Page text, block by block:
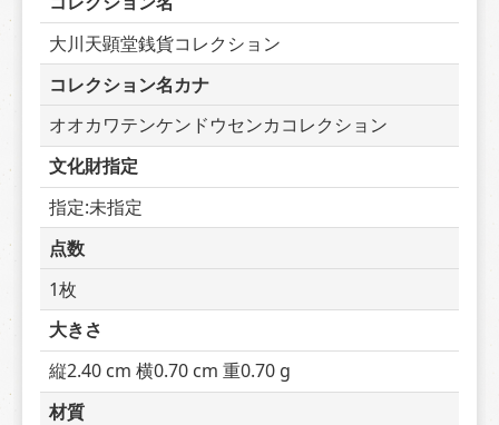
大川天顕堂銭貨コレクション
コレクション名カナ
オオカワテンケンドウセンカコレクション
文化財指定
指定:未指定
点数
1枚
大きさ
縦2.40 cm 横0.70 cm 重0.70 g
材質